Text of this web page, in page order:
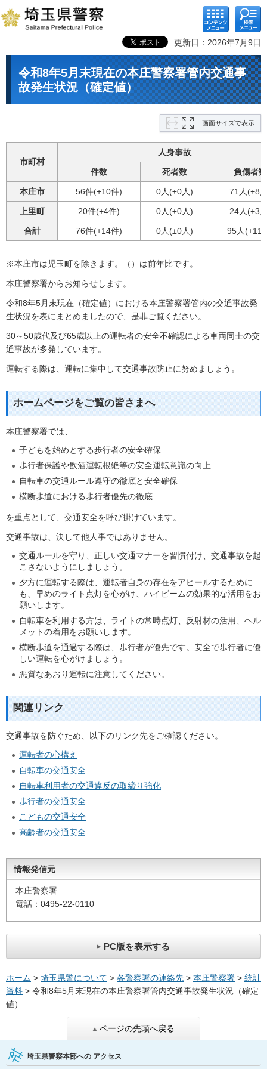
コンテ
ンツメ
ニュー
検索メ
ニュー
更新日：2026年7月9日
令和8年5月末現在の本庄警察署管内交通事
故発生状況（確定値）
画面サイズで表示
市町村
人身事故
件数 死者数 負傷者数
本庄市 56件(+10件) 0人(±0人) 71人(+8
上里町 20件(+4件) 0人(±0人) 24人(+3
合計 76件(+14件) 0人(±0人) 95人(+11
※本庄市は児玉町を除きます。（）は前年比です。
本庄警察署からお知らせします。
令和8年5月末現在（確定値）における本庄警察署管内の交通事故発
生状況を表にまとめましたので、是非ご覧ください。
30～50歳代及び65歳以上の運転者の安全不確認による車両同士の交
通事故が多発しています。
運転する際は、運転に集中して交通事故防止に努めましょう。
ホームページをご覧の皆さまへ
本庄警察署では、
子どもを始めとする歩行者の安全確保
歩行者保護や飲酒運転根絶等の安全運転意識の向上
自転車の交通ルール遵守の徹底と安全確保
横断歩道における歩行者優先の徹底
を重点として、交通安全を呼び掛けています。
交通事故は、決して他人事ではありません。
交通ルールを守り、正しい交通マナーを習慣付け、交通事故を起
こさないようにしましょう。
夕方に運転する際は、運転者自身の存在をアピールするために
も、早めのライト点灯を心がけ、ハイビームの効果的な活用をお
願いします。
自転車を利用する方は、ライトの常時点灯、反射材の活用、ヘル
メットの着用をお願いします。
横断歩道を通過する際は、歩行者が優先です。安全で歩行者に優
しい運転を心がけましょう。
悪質なあおり運転に注意してください。
関連リンク
交通事故を防ぐため、以下のリンク先をご確認ください。
運転者の心構え
自転車の交通安全
自転車利用者の交通違反の取締り強化
歩行者の交通安全
こどもの交通安全
高齢者の交通安全
情報発信元
本庄警察署
電話：0495-22-0110
PC版を表示する
ホーム > 埼玉県警について > 各警察署の連絡先 > 本庄警察署 > 統計
資料 > 令和8年5月末現在の本庄警察署管内交通事故発生状況（確定
値）
ページの先頭へ戻る
埼玉県警察本部への アクセス